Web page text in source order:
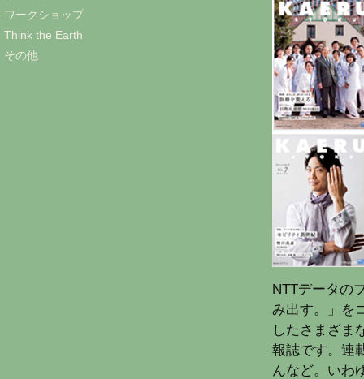
ワークショップ
Think the Earth
その他
NTTデータの
み出す。」を
したさまざま
報誌です。連
んなど。いわ